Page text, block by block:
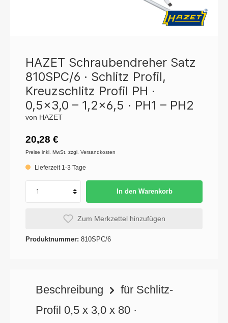
HAZET Schraubendreher Satz
810SPC/6 · Schlitz Profil,
Kreuzschlitz Profil PH ·
0,5x3,0 – 1,2x6,5 · PH1 – PH2
von HAZET
20,28 €
Preise inkl. MwSt. zzgl. Versandkosten
Lieferzeit 1-3 Tage
In den Warenkorb
Zum Merkzettel hinzufügen
Produktnummer: 810SPC/6
Beschreibung
für Schlitz-
Profil 0,5 x 3,0 x 80 ·